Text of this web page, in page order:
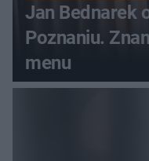
Jan Bednarek
Poznaniu.
menu